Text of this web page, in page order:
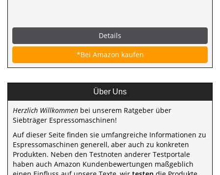
Details
*Bei Amazon kaufen
Über Uns
Herzlich Willkommen bei unserem Ratgeber über
Siebträger Espressomaschinen!
Auf dieser Seite finden sie umfangreiche Informationen zu
Espressomaschinen generell, aber auch zu konkreten
Produkten. Neben den Testnoten anderer Testportale
haben auch Amazon Kundenbewertungen maßgeblich